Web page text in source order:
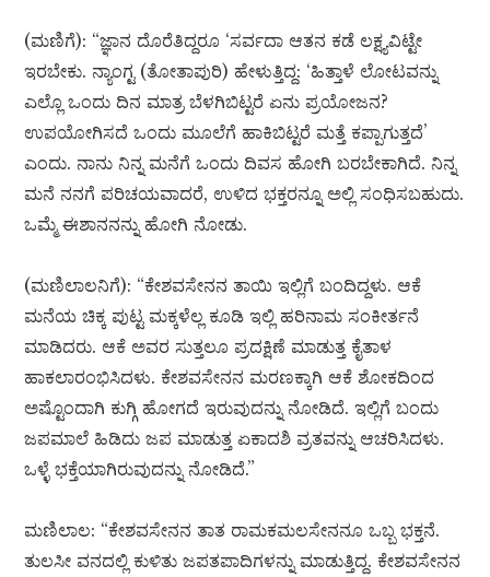
(ಮಣಿಗೆ): “ಜ್ಞಾನ ದೊರೆತಿದ್ದರೂ ‘ಸರ್ವದಾ ಆತನ ಕಡೆ ಲಕ್ಷ್ಯವಿಟ್ಟೇ
ಇರಬೇಕು. ನ್ಯಾಂಗ್ಟ (ತೋತಾಪುರಿ) ಹೇಳುತ್ತಿದ್ದ: ‘ಹಿತ್ತಾಳೆ ಲೋಟವನ್ನು
ಎಲ್ಲೊ ಒಂದು ದಿನ ಮಾತ್ರ ಬೆಳಗಿಬಿಟ್ಟರೆ ಏನು ಪ್ರಯೋಜನ?
ಉಪಯೋಗಿಸದೆ ಒಂದು ಮೂಲೆಗೆ ಹಾಕಿಬಿಟ್ಟರೆ ಮತ್ತೆ ಕಪ್ಪಾಗುತ್ತದೆ’
ಎಂದು. ನಾನು ನಿನ್ನ ಮನೆಗೆ ಒಂದು ದಿವಸ ಹೋಗಿ ಬರಬೇಕಾಗಿದೆ. ನಿನ್ನ
ಮನೆ ನನಗೆ ಪರಿಚಯವಾದರೆ, ಉಳಿದ ಭಕ್ತರನ್ನೂ ಅಲ್ಲಿ ಸಂಧಿಸಬಹುದು.
ಒಮ್ಮೆ ಈಶಾನನನ್ನು ಹೋಗಿ ನೋಡು.
(ಮಣಿಲಾಲನಿಗೆ): “ಕೇಶವಸೇನನ ತಾಯಿ ಇಲ್ಲಿಗೆ ಬಂದಿದ್ದಳು. ಆಕೆ
ಮನೆಯ ಚಿಕ್ಕ ಪುಟ್ಟ ಮಕ್ಕಳೆಲ್ಲ ಕೂಡಿ ಇಲ್ಲಿ ಹರಿನಾಮ ಸಂಕೀರ್ತನೆ
ಮಾಡಿದರು. ಆಕೆ ಅವರ ಸುತ್ತಲೂ ಪ್ರದಕ್ಷಿಣೆ ಮಾಡುತ್ತ ಕೈತಾಳ
ಹಾಕಲಾರಂಭಿಸಿದಳು. ಕೇಶವಸೇನನ ಮರಣಕ್ಕಾಗಿ ಆಕೆ ಶೋಕದಿಂದ
ಅಷ್ಟೊಂದಾಗಿ ಕುಗ್ಗಿ ಹೋಗದೆ ಇರುವುದನ್ನು ನೋಡಿದೆ. ಇಲ್ಲಿಗೆ ಬಂದು
ಜಪಮಾಲೆ ಹಿಡಿದು ಜಪ ಮಾಡುತ್ತ ಏಕಾದಶಿ ವ್ರತವನ್ನು ಆಚರಿಸಿದಳು.
ಒಳ್ಳೆ ಭಕ್ತೆಯಾಗಿರುವುದನ್ನು ನೋಡಿದೆ.”
ಮಣಿಲಾಲ: “ಕೇಶವಸೇನನ ತಾತ ರಾಮಕಮಲಸೇನನೂ ಒಬ್ಬ ಭಕ್ತನೆ.
ತುಲಸೀ ವನದಲ್ಲಿ ಕುಳಿತು ಜಪತಪಾದಿಗಳನ್ನು ಮಾಡುತ್ತಿದ್ದ. ಕೇಶವಸೇನನ